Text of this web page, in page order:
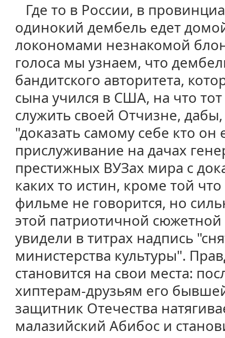
Где то в России, в
одинокий дембель едет
локономами незнакомой
голоса мы узнаем, что
бандитского авторитета,
сына учился в США, на что
служить своей Отчизне,
"доказать самому себе кто он
прислуживание на дачах
престижных ВУЗах мира с
каких то истин, кроме той
фильме не говорится, но
этой патриотичной
увидели в титрах надпись
министерства культуры".
становится на свои места:
хиптерам-друзьям его
защитник Отечества
малазийский Абибос и